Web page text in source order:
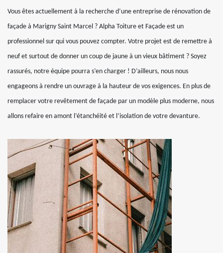
Vous êtes actuellement à la recherche d’une entreprise de rénovation de
façade à Marigny Saint Marcel ? Alpha Toiture et Façade est un
professionnel sur qui vous pouvez compter. Votre projet est de remettre à
neuf et surtout de donner un coup de jaune à un vieux bâtiment ? Soyez
rassurés, notre équipe pourra s’en charger ! D’ailleurs, nous nous
engageons à rendre un ouvrage à la hauteur de vos exigences. En plus de
remplacer votre revêtement de façade par un modèle plus moderne, nous
allons refaire en amont l’étanchéité et l’isolation de votre devanture.